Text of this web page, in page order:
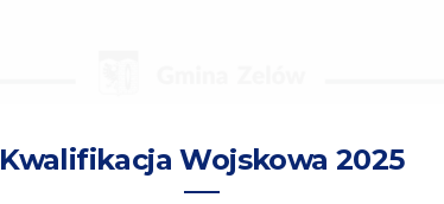
Kwalifikacja Wojskowa 2025